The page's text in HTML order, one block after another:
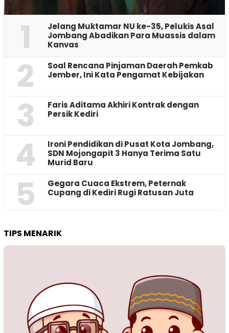
1
Jelang Muktamar NU ke-35, Pelukis Asal
Jombang Abadikan Para Muassis dalam
Kanvas
2
‎Soal Rencana Pinjaman Daerah Pemkab
Jember, Ini Kata Pengamat Kebijakan ‎
3
Faris Aditama Akhiri Kontrak dengan
Persik Kediri
4
Ironi Pendidikan di Pusat Kota Jombang,
SDN Mojongapit 3 Hanya Terima Satu
Murid Baru
5
‎Gegara Cuaca Ekstrem, Peternak
Cupang di Kediri Rugi Ratusan Juta
TIPS MENARIK